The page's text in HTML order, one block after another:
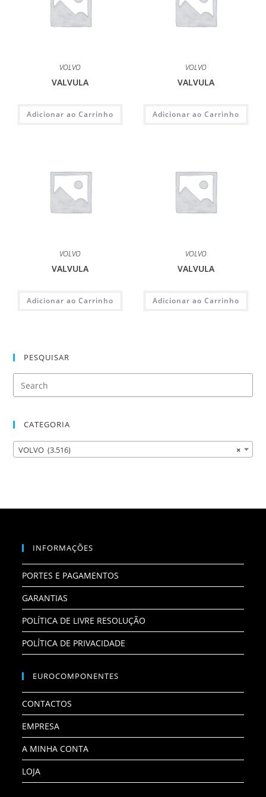
VOLVO
VALVULA
Adicionar ao Carrinho
VOLVO
VALVULA
Adicionar ao Carrinho
VOLVO
VALVULA
Adicionar ao Carrinho
VOLVO
VALVULA
Adicionar ao Carrinho
PESQUISAR
CATEGORIA
×
VOLVO (3.516)
INFORMAÇÕES
PORTES E PAGAMENTOS
GARANTIAS
POLÍTICA DE LIVRE RESOLUÇÃO
POLÍTICA DE PRIVACIDADE
EUROCOMPONENTES
CONTACTOS
EMPRESA
A MINHA CONTA
LOJA